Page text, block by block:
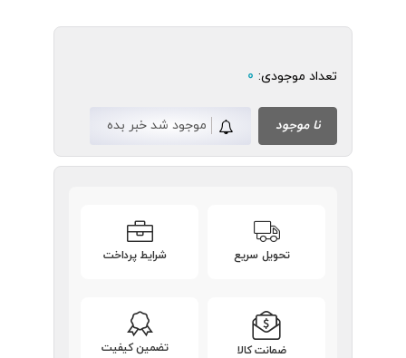
تعداد موجودی: 0
نا موجود موجود شد خبر بده
تحویل سریع شرایط پرداخت
ضمانت کالا تضمین کیفیت